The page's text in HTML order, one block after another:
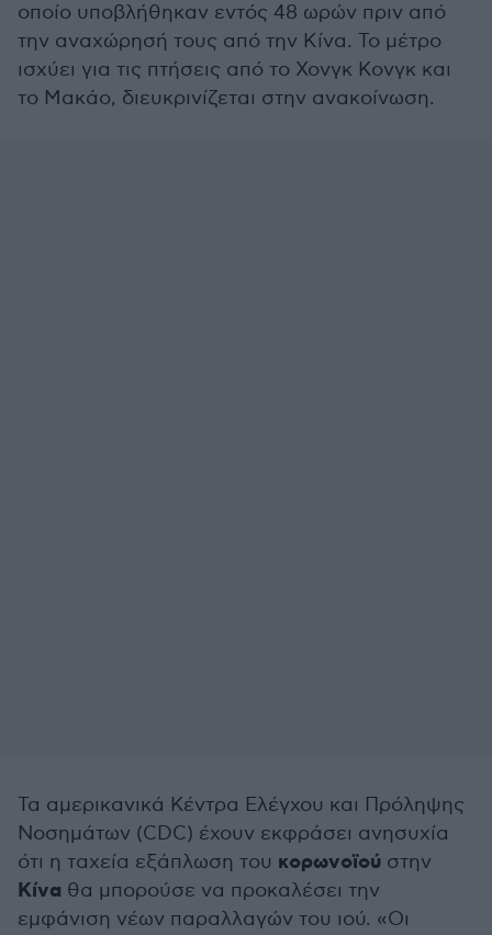
οποίο υποβλήθηκαν εντός 48 ωρών πριν από
την αναχώρησή τους από την Κίνα. Το μέτρο
ισχύει για τις πτήσεις από το Χονγκ Κονγκ και
το Μακάο, διευκρινίζεται στην ανακοίνωση.
Τα αμερικανικά Κέντρα Ελέγχου και Πρόληψης
Νοσημάτων (CDC) έχουν εκφράσει ανησυχία
ότι η ταχεία εξάπλωση του κορωνοϊού στην
Κίνα θα μπορούσε να προκαλέσει την
εμφάνιση νέων παραλλαγών του ιού. «Οι